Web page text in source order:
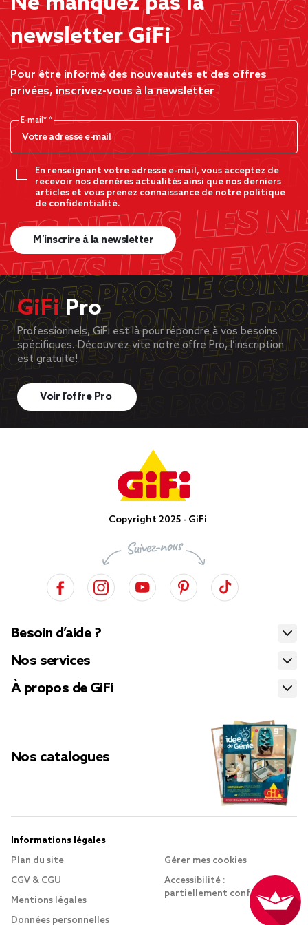
newsletter GiFi
Pour être informé des nouveautés et des offres
privées, inscrivez-vous à la newsletter
E-mail*
En renseignant votre adresse e-mail, vous acceptez de
recevoir nos dernères actualités ainsi que nos derniers
articles et vous prenez connaissance de notre politique
de confidentialité.
M’inscrire à la newsletter
GiFiPro
Professionnels, GiFi est là pour répondre à vos besoins
spécifiques. Découvrez vite notre offre Pro, l’inscription
est gratuite!
Voir l’offre Pro
Copyright 2025 - GiFi
Besoin d’aide ?
Nos services
À propos de GiFi
Nos catalogues
Informations légales
Plan du site
CGV & CGU
Mentions légales
Données personnelles
Gérer mes cookies
Accessibilité :
partiellement conforme